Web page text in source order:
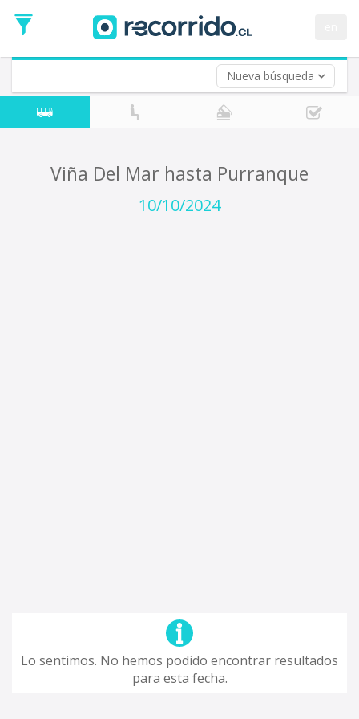
Nueva búsqueda
de
Ida
Vuelta (opcional)
Fecha
de
Viña Del Mar hasta Purranque
10/10/2024
Lo sentimos. No hemos podido encontrar resultados
para esta fecha.